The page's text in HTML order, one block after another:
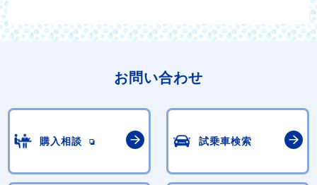
お問い合わせ
購入相談 試乗車検索